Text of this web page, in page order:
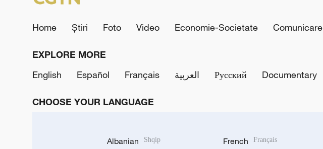
Home Știri Foto Video Economie-Societate Comunicare
EXPLORE MORE
English
Español Français العربية Русский Documentary
CHOOSE YOUR LANGUAGE
Albanian Shqip French Français